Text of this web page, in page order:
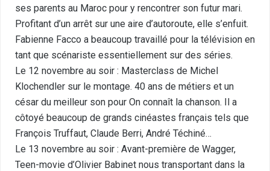
ses parents au Maroc pour y rencontrer son futur mari.
Profitant d’un arrêt sur une aire d’autoroute, elle s’enfuit.
Fabienne Facco a beaucoup travaillé pour la télévision en
tant que scénariste essentiellement sur des séries.
Le 12 novembre au soir : Masterclass de Michel
Klochendler sur le montage. 40 ans de métiers et un
césar du meilleur son pour On connaît la chanson. Il a
côtoyé beaucoup de grands cinéastes français tels que
François Truffaut, Claude Berri, André Téchiné…
Le 13 novembre au soir : Avant-première de Wagger,
Teen-movie d’Olivier Babinet nous transportant dans la